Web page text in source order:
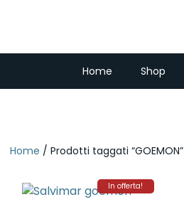
Home Shop
Home / Prodotti taggati “GOEMON”
In offerta!